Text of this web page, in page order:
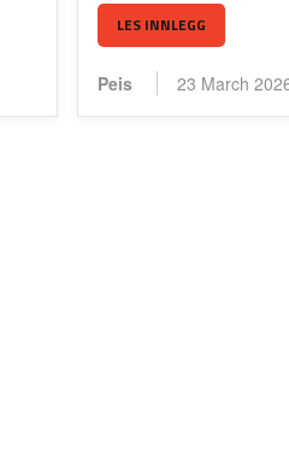
LES INNLEGG
Peis 23 March